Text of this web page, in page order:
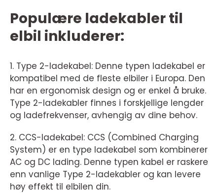
Populære ladekabler til
elbil inkluderer:
1. Type 2-ladekabel: Denne typen ladekabel er
kompatibel med de fleste elbiler i Europa. Den
har en ergonomisk design og er enkel å bruke.
Type 2-ladekabler finnes i forskjellige lengder
og ladefrekvenser, avhengig av dine behov.
2. CCS-ladekabel: CCS (Combined Charging
System) er en type ladekabel som kombinerer
AC og DC lading. Denne typen kabel er raskere
enn vanlige Type 2-ladekabler og kan levere
høy effekt til elbilen din.